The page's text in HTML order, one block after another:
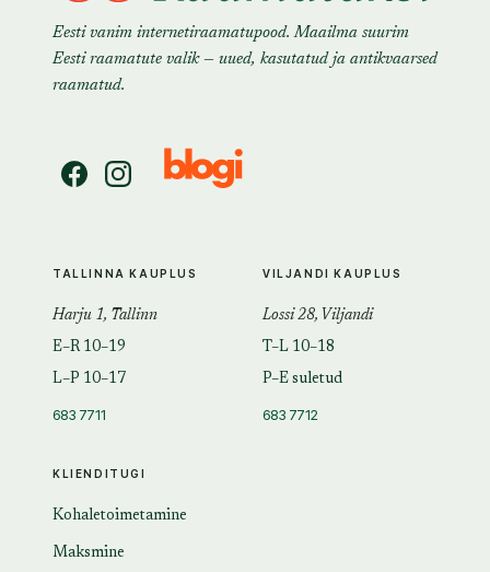
Eesti vanim internetiraamatupood. Maailma suurim
Eesti raamatute valik — uued, kasutatud ja antikvaarsed
raamatud.
KLIENDITUGI
Kohaletoimetamine
Maksmine
TALLINNA KAUPLUS
Harju 1, Tallinn
E–R 10–19
L–P 10–17
683 7711
VILJANDI KAUPLUS
Lossi 28, Viljandi
T–L 10–18
P–E suletud
683 7712